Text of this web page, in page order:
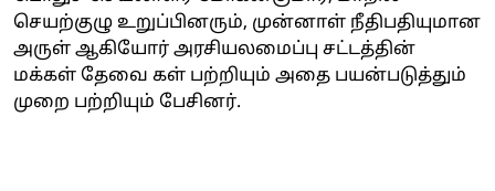
செயற்குழு உறுப்பினரும், முன்னாள் நீதிபதியுமான
அருள் ஆகியோர் அரசியலமைப்பு சட்டத்தின்
மக்கள் தேவை கள் பற்றியும் அதை பயன்படுத்தும்
முறை பற்றியும் பேசினர்.